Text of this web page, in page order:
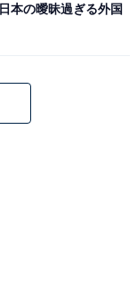
起こさせるとこ
思う方です」
が寄せられまし
本の曖昧過ぎる外国